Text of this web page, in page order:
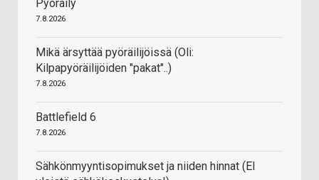
Pyöräily
7.8.2026
Mikä ärsyttää pyöräilijöissä (Oli:
Kilpapyöräilijöiden "pakat"..)
7.8.2026
Battlefield 6
7.8.2026
Sähkönmyyntisopimukset ja niiden hinnat (EI